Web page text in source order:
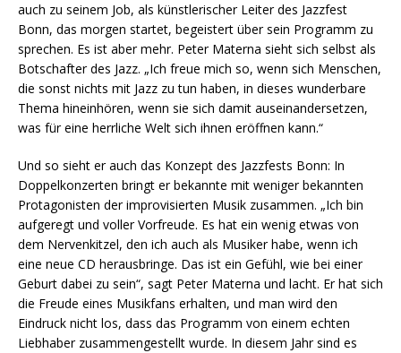
auch zu seinem Job, als künstlerischer Leiter des Jazzfest
Bonn, das morgen startet, begeistert über sein Programm zu
sprechen. Es ist aber mehr. Peter Materna sieht sich selbst als
Botschafter des Jazz. „Ich freue mich so, wenn sich Menschen,
die sonst nichts mit Jazz zu tun haben, in dieses wunderbare
Thema hineinhören, wenn sie sich damit auseinandersetzen,
was für eine herrliche Welt sich ihnen eröffnen kann.“
Und so sieht er auch das Konzept des Jazzfests Bonn: In
Doppelkonzerten bringt er bekannte mit weniger bekannten
Protagonisten der improvisierten Musik zusammen. „Ich bin
aufgeregt und voller Vorfreude. Es hat ein wenig etwas von
dem Nervenkitzel, den ich auch als Musiker habe, wenn ich
eine neue CD herausbringe. Das ist ein Gefühl, wie bei einer
Geburt dabei zu sein“, sagt Peter Materna und lacht. Er hat sich
die Freude eines Musikfans erhalten, und man wird den
Eindruck nicht los, dass das Programm von einem echten
Liebhaber zusammengestellt wurde. In diesem Jahr sind es